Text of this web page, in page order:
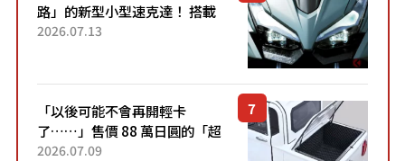
路」的新型小型速克達！ 搭載
能享受超強勁「渦輪感」的動
2026.07.13
「以後可能不會再開輕卡
了……」售價 88 萬日圓的「超
迷你輕型貨車」引發兩極評
2026.07.09